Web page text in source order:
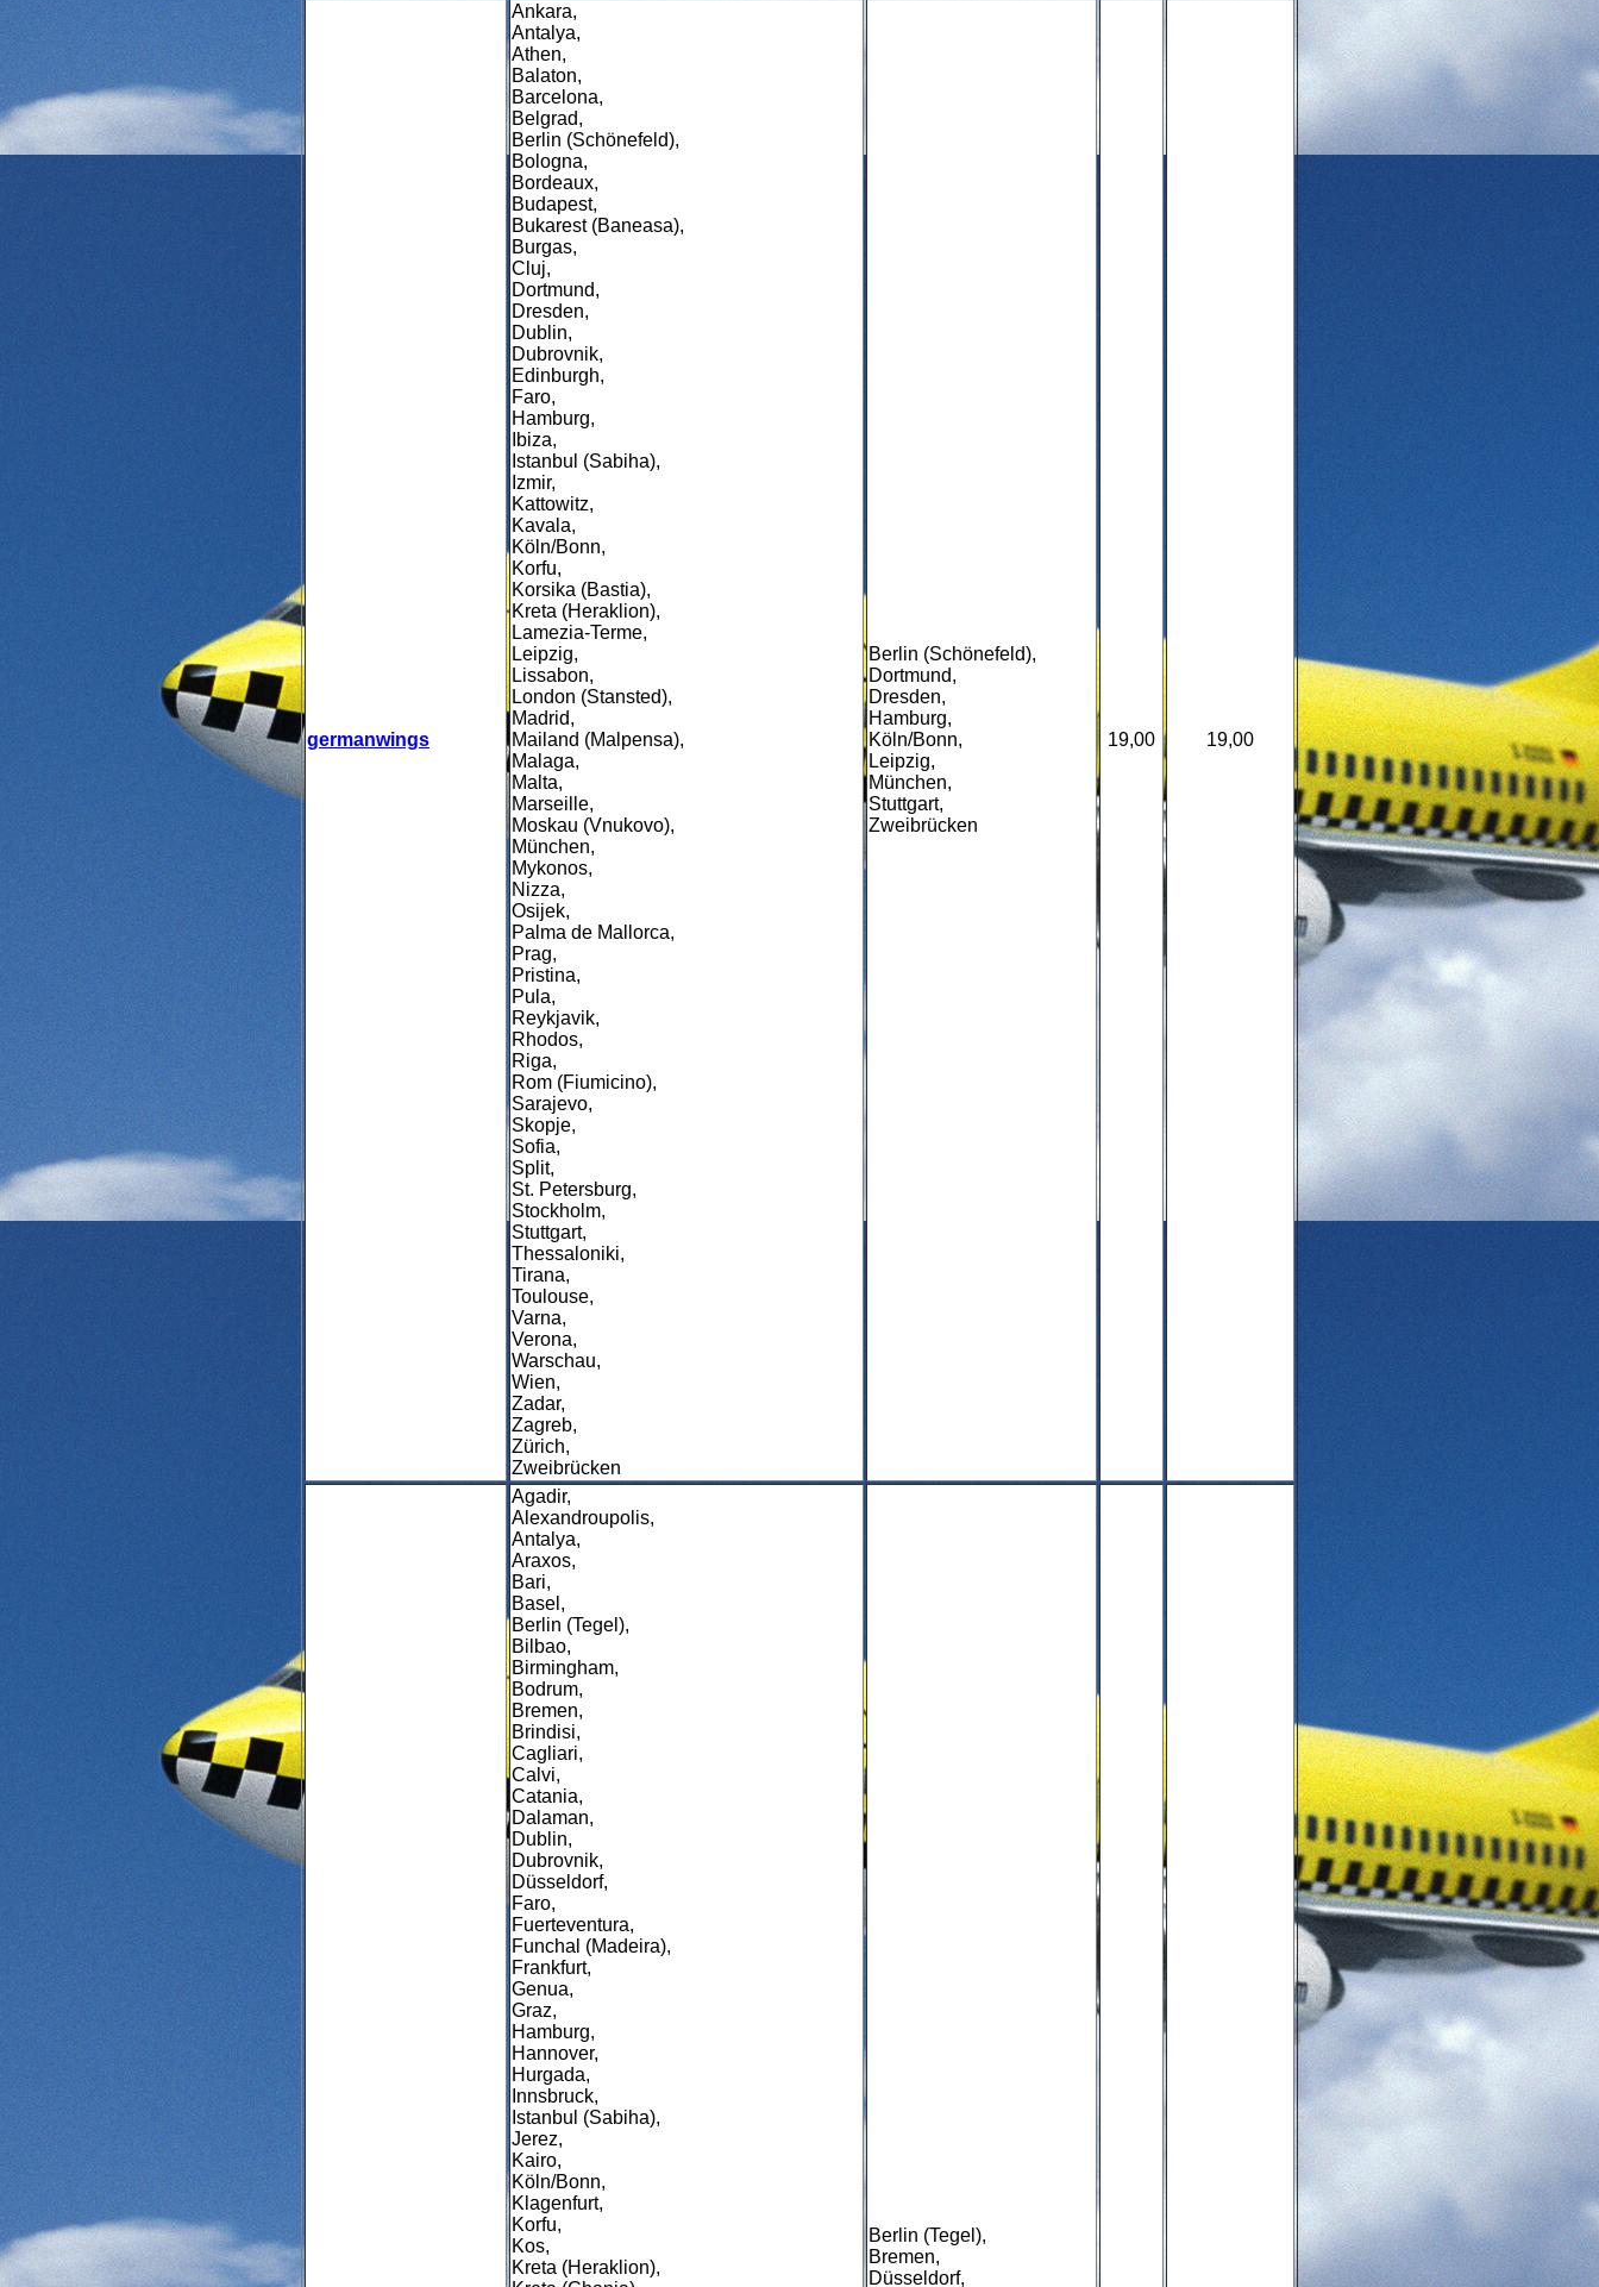
germanwings
Ankara,
Antalya,
Athen,
Balaton,
Barcelona,
Belgrad,
Berlin (Schönefeld),
Bologna,
Bordeaux,
Budapest,
Bukarest (Baneasa),
Burgas,
Cluj,
Dortmund,
Dresden,
Dublin,
Dubrovnik,
Edinburgh,
Faro,
Hamburg,
Ibiza,
Istanbul (Sabiha),
Izmir,
Kattowitz,
Kavala,
Köln/Bonn,
Korfu,
Korsika (Bastia),
Kreta (Heraklion),
Lamezia-Terme,
Leipzig,
Lissabon,
London (Stansted),
Madrid,
Mailand (Malpensa),
Malaga,
Malta,
Marseille,
Moskau (Vnukovo),
München,
Mykonos,
Nizza,
Osijek,
Palma de Mallorca,
Prag,
Pristina,
Pula,
Reykjavik,
Rhodos,
Riga,
Rom (Fiumicino),
Sarajevo,
Skopje,
Sofia,
Split,
St. Petersburg,
Stockholm,
Stuttgart,
Thessaloniki,
Tirana,
Toulouse,
Varna,
Verona,
Warschau,
Wien,
Zadar,
Zagreb,
Zürich,
Zweibrücken
Berlin (Schönefeld),
Dortmund,
Dresden,
Hamburg,
Köln/Bonn,
Leipzig,
München,
Stuttgart,
Zweibrücken
19,00 19,00
Agadir,
Alexandroupolis,
Antalya,
Araxos,
Bari,
Basel,
Berlin (Tegel),
Bilbao,
Birmingham,
Bodrum,
Bremen,
Brindisi,
Cagliari,
Calvi,
Catania,
Dalaman,
Dublin,
Dubrovnik,
Düsseldorf,
Faro,
Fuerteventura,
Funchal (Madeira),
Frankfurt,
Genua,
Graz,
Hamburg,
Hannover,
Hurgada,
Innsbruck,
Istanbul (Sabiha),
Jerez,
Kairo,
Köln/Bonn,
Klagenfurt,
Korfu,
Kos,
Kreta (Heraklion),
Berlin (Tegel),
Bremen,
Düsseldorf,